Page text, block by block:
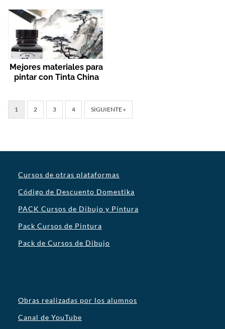
Mejores materiales para
pintar con Tinta China
1 2 3 4 SIGUIENTE »
Cursos de otras plataformas
Código de Descuento Domestika
PACK Cursos de Dibujo y Pintura
Pack Cursos de Pintura
Pack de Cursos de Dibujo
Obras realizadas por los alumnos
Canal de YouTube